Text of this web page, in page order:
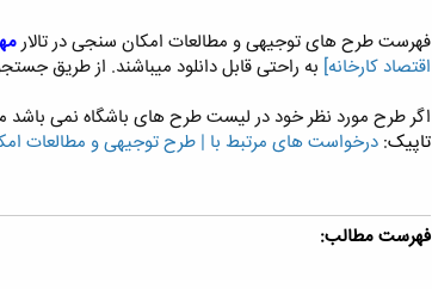
فهرست طرح های توجیهی و مطالعات امکان سنجی در تالار
اقتصاد كارخانه] به راحتی قابل دانلود میباشند. از طریق
اگر طرح مورد نظر خود در لیست طرح های باشگاه نمی باشد
تاپیک:درخواست های مرتبط با | طرح توجیهی و مطالعات
فهرست مطالب: